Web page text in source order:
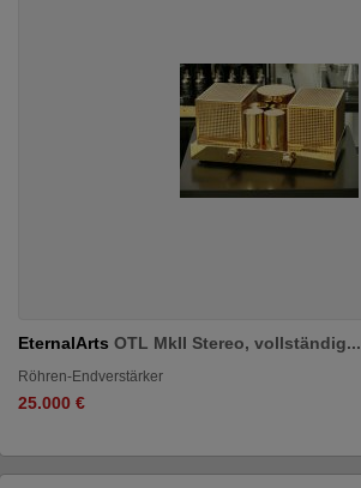
EternalArts OTL MkII Stereo, vollständig...
Röhren-Endverstärker
25.000 €